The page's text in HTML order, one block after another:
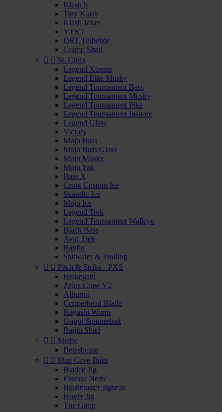
Klash 9
Tiny Klash
Klash Joker
VTS 7
DRT Tillbehör
Cramp Shad
  St. Croix
Legend Xtreme
Legend Elite Musky
Legend Tournament Bass
Legend Tournament Musky
Legend Tournament Pike
Legend Tournament Inshore
Legend Glass
Victory
Mojo Bass
Mojo Bass Glass
Mojo Musky
Mojo Yak
Bass X
Croix Custom Ice
Skandic Ice
Mojo Ice
Legend Trek
Legend Tournament Walleye
Black Bass
Avid Trek
Rayfin
Saltwater & Trolling
  Pitch & Strike - PXS
Heikegani
Zelus Craw V2
Alburno
Copperhead Blade
Kagashi Worm
Guppi Spinnerbait
Raijin Shad
  Meiho
Betesboxar
  Man Cave Baits
Bladed Jig
Finesse Neds
Bushmaster Jighead
Hover Jig
The Gimp